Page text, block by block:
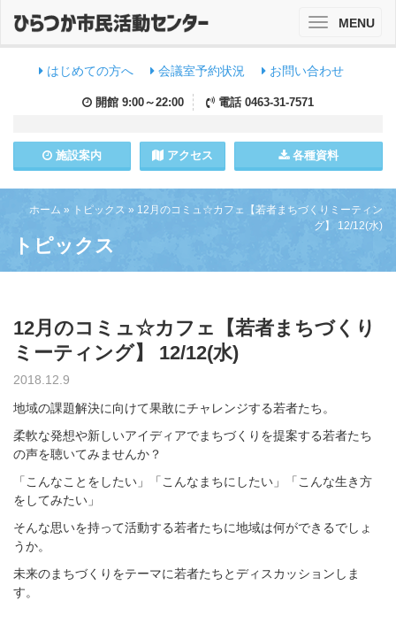
はじめての方へ 会議室予約状況 お問い合わせ
開館 9:00～22:00 電話 0463-31-7571
施設案内 アクセス 各種資料
ToggleMENU
ホーム » トピックス » 12月のコミュ☆カフェ【若者まちづくりミーティン
グ】 12/12(水)
トピックス
12月のコミュ☆カフェ【若者まちづくり
ミーティング】 12/12(水)
2018.12.9
地域の課題解決に向けて果敢にチャレンジする若者たち。
柔軟な発想や新しいアイディアでまちづくりを提案する若者たち
の声を聴いてみませんか？
「こんなことをしたい」「こんなまちにしたい」「こんな生き方
をしてみたい」
そんな思いを持って活動する若者たちに地域は何ができるでしょ
うか。
未来のまちづくりをテーマに若者たちとディスカッションしま
す。